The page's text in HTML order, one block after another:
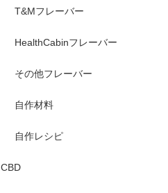
T&Mフレーバー
HealthCabinフレーバー
その他フレーバー
自作材料
自作レシピ
CBD